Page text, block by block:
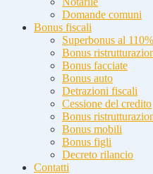
Domande comuni
Bonus fiscali
Superbonus al 110%
Bonus
Bonus facciate
Bonus auto
Detrazioni fiscali
Cessione del credito
Bonus
Bonus mobili
Bonus figli
Decreto rilancio
Contatti